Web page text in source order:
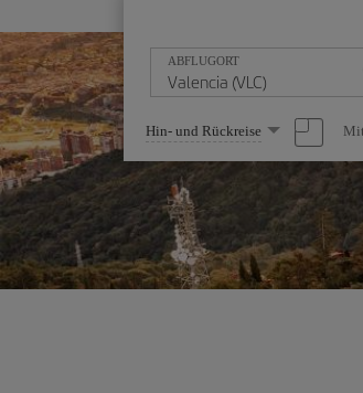
ABFLUGORT
Wählen
Sie
eine
Option
Hin- und Rückreise